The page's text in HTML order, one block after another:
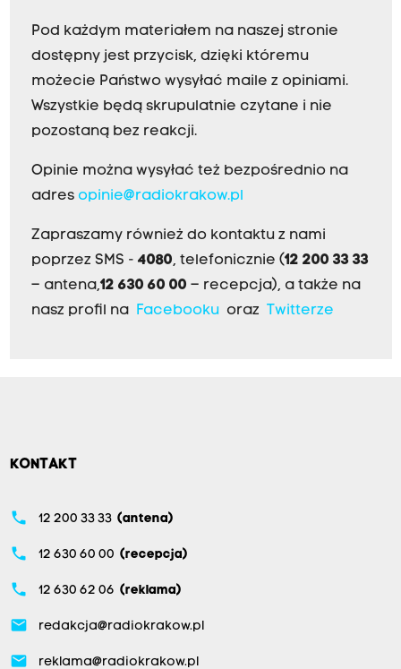
Pod każdym materiałem na naszej stronie
dostępny jest przycisk, dzięki któremu
możecie Państwo wysyłać maile z opiniami.
Wszystkie będą skrupulatnie czytane i nie
pozostaną bez reakcji.
Opinie można wysyłać też bezpośrednio na
adres opinie@radiokrakow.pl
Zapraszamy również do kontaktu z nami
poprzez SMS - 4080, telefonicznie (12 200 33 33
– antena,12 630 60 00 – recepcja), a także na
nasz profil na Facebookuoraz Twitterze
KONTAKT
phone 12 200 33 33 (antena)
phone 12 630 60 00 (recepcja)
phone 12 630 62 06 (reklama)
email redakcja@radiokrakow.pl
email reklama@radiokrakow.pl